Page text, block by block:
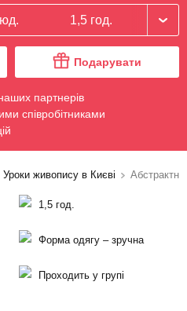
1,5 год.
Подарувати
партнерів
співробітниками
Уроки живопису в Києві
1,5 год.
Форма одягу – зручна
Проходить у групі